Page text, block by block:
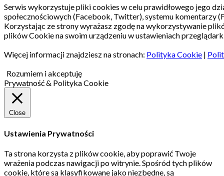
Serwis wykorzystuje pliki cookies w celu prawidłowego jego
społecznościowych (Facebook, Twitter), systemu komentarzy
Korzystając ze strony wyrażasz zgodę na wykorzystywanie
plików Cookie na swoim urządzeniu w ustawieniach
Więcej informacji znajdziesz na stronach: Polityka Cookie |
Rozumiem i akceptuję
Prywatność & Polityka Cookie
Close
Ustawienia Prywatności
Ta strona korzysta z plików cookie, aby poprawić Twoje
wrażenia podczas nawigacji po witrynie.Spośród tych plików
cookie, które są klasyfikowane jako niezbędne, są